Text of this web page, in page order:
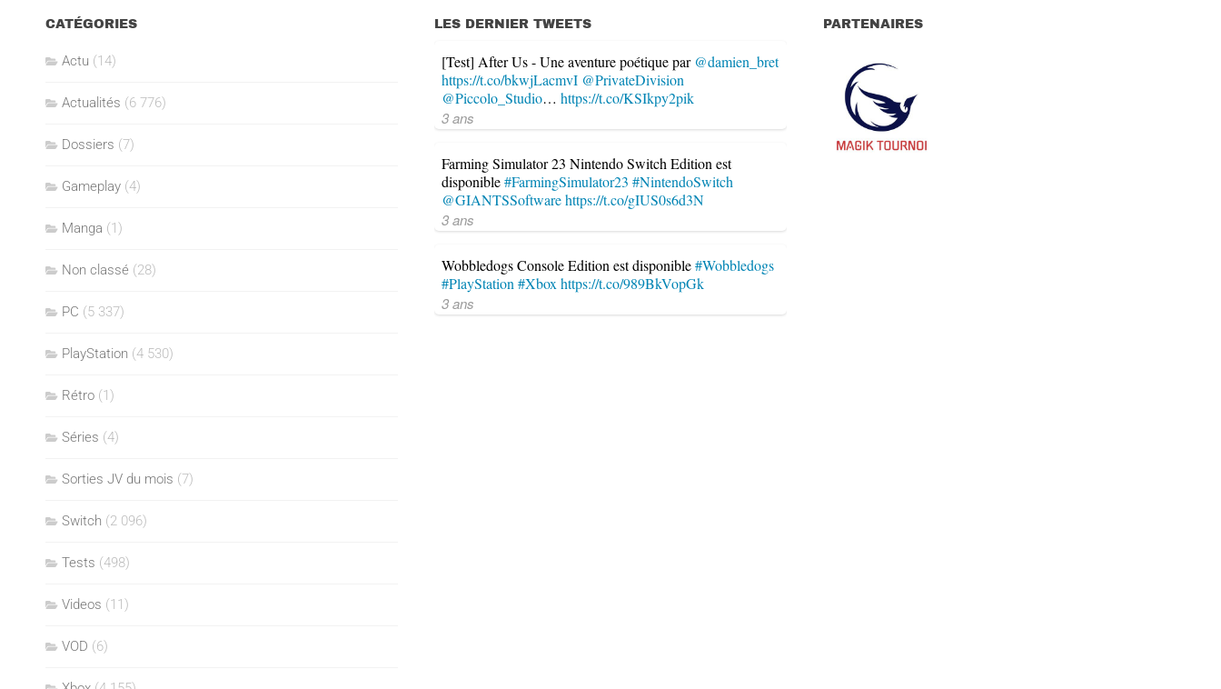
CATÉGORIES
Actu (14)
Actualités (6 776)
Dossiers (7)
Gameplay (4)
Manga (1)
Non classé (28)
PC (5 337)
PlayStation (4 530)
Rétro (1)
Séries (4)
Sorties JV du mois (7)
Switch (2 096)
Tests (498)
Videos (11)
VOD (6)
LES DERNIER TWEETS
[Test] After Us - Une aventure poétique par @damien_bret
https://t.co/bkwjLacmvI @PrivateDivision
@Piccolo_Studio… https://t.co/KSIkpy2pik
3 ans
Farming Simulator 23 Nintendo Switch Edition est
disponible#FarmingSimulator23 #NintendoSwitch
@GIANTSSoftwarehttps://t.co/gIUS0s6d3N
3 ans
Wobbledogs Console Edition est disponible#Wobbledogs
#PlayStation #Xbox https://t.co/989BkVopGk
3 ans
PARTENAIRES